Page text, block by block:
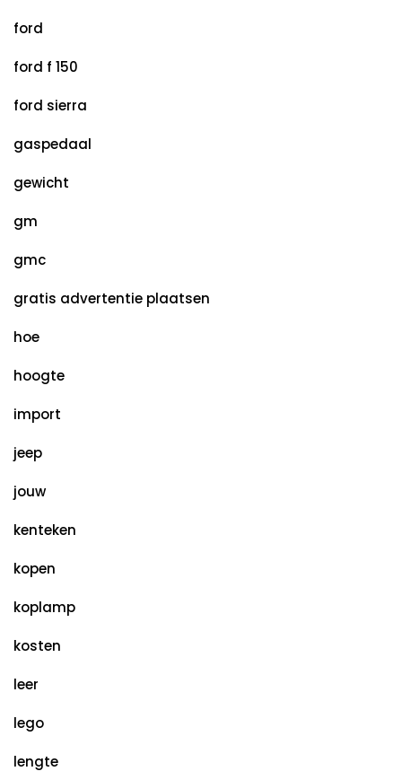
ford
ford f 150
ford sierra
gaspedaal
gewicht
gm
gmc
gratis advertentie plaatsen
hoe
hoogte
import
jeep
jouw
kenteken
kopen
koplamp
kosten
leer
lego
lengte